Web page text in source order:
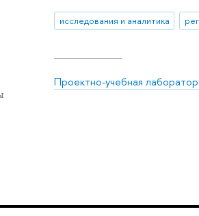
исследования и аналитика
Проектно-учебная